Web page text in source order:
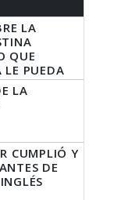
LA
QUE
LE PUEDA
LO QUE
LA
CUMPLIÓ Y
DE